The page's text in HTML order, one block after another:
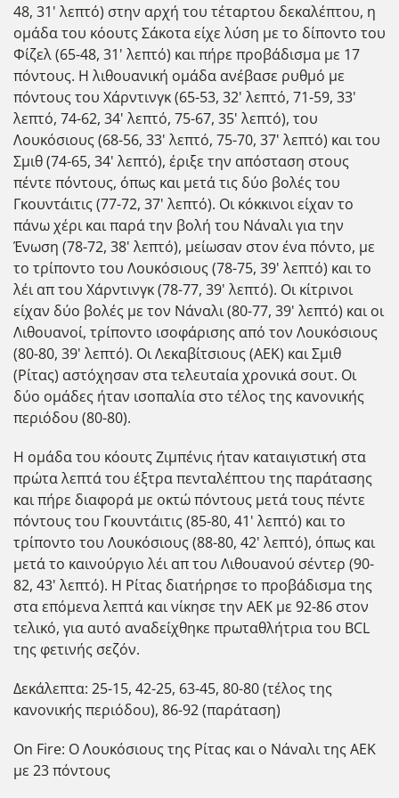
48, 31' λεπτό) στην αρχή του τέταρτου δεκαλέπτου, η
ομάδα του κόουτς Σάκοτα είχε λύση με το δίποντο του
Φίζελ (65-48, 31' λεπτό) και πήρε προβάδισμα με 17
πόντους. Η λιθουανική ομάδα ανέβασε ρυθμό με
πόντους του Χάρντινγκ (65-53, 32' λεπτό, 71-59, 33'
λεπτό, 74-62, 34' λεπτό, 75-67, 35' λεπτό), του
Λουκόσιους (68-56, 33' λεπτό, 75-70, 37' λεπτό) και του
Σμιθ (74-65, 34' λεπτό), έριξε την απόσταση στους
πέντε πόντους, όπως και μετά τις δύο βολές του
Γκουντάιτις (77-72, 37' λεπτό). Οι κόκκινοι είχαν το
πάνω χέρι και παρά την βολή του Νάναλι για την
Ένωση (78-72, 38' λεπτό), μείωσαν στον ένα πόντο, με
το τρίποντο του Λουκόσιους (78-75, 39' λεπτό) και το
λέι απ του Χάρντινγκ (78-77, 39' λεπτό). Οι κίτρινοι
είχαν δύο βολές με τον Νάναλι (80-77, 39' λεπτό) και οι
Λιθουανοί, τρίποντο ισοφάρισης από τον Λουκόσιους
(80-80, 39' λεπτό). Οι Λεκαβίτσιους (ΑΕΚ) και Σμιθ
(Ρίτας) αστόχησαν στα τελευταία χρονικά σουτ. Οι
δύο ομάδες ήταν ισοπαλία στο τέλος της κανονικής
περιόδου (80-80).
Η ομάδα του κόουτς Ζιμπένις ήταν καταιγιστική στα
πρώτα λεπτά του έξτρα πενταλέπτου της παράτασης
και πήρε διαφορά με οκτώ πόντους μετά τους πέντε
πόντους του Γκουντάιτις (85-80, 41' λεπτό) και το
τρίποντο του Λουκόσιους (88-80, 42' λεπτό), όπως και
μετά το καινούργιο λέι απ του Λιθουανού σέντερ (90-
82, 43' λεπτό). Η Ρίτας διατήρησε το προβάδισμα της
στα επόμενα λεπτά και νίκησε την ΑΕΚ με 92-86 στον
τελικό, για αυτό αναδείχθηκε πρωταθλήτρια του BCL
της φετινής σεζόν.
Δεκάλεπτα: 25-15, 42-25, 63-45, 80-80 (τέλος της
κανονικής περιόδου), 86-92 (παράταση)
On Fire: Ο Λουκόσιους της Ρίτας και ο Νάναλι της ΑΕΚ
με 23 πόντους